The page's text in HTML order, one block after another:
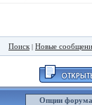
Поиск | Новые
Опции форума